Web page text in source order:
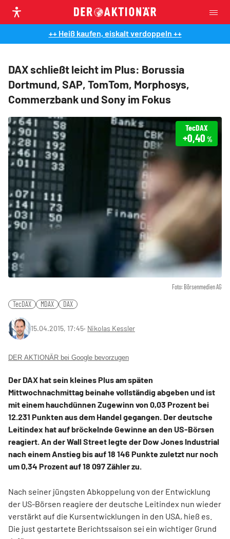
++ Heiß kaufen, eiskalt verdoppeln ++
DAX schließt leicht im Plus: Borussia
Dortmund, SAP, TomTom, Morphosys,
Commerzbank und Sony im Fokus
Foto: Börsenmedien AG
TecDAX
+0,40 %
TecDAX MDAX DAX
15.04.2015, 17:45‧ Nikolas Kessler
DER AKTIONÄR bei Google bevorzugen
Der DAX hat sein kleines Plus am späten
Mittwochnachmittag beinahe vollständig abgeben und ist
mit einem hauchdünnen Zugewinn von 0,03 Prozent bei
12.231 Punkten aus dem Handel gegangen. Der deutsche
Leitindex hat auf bröckelnde Gewinne an den US-Börsen
reagiert. An der Wall Street legte der Dow Jones Industrial
nach einem Anstieg bis auf 18 146 Punkte zuletzt nur noch
um 0,34 Prozent auf 18 097 Zähler zu.
Nach seiner jüngsten Abkoppelung von der Entwicklung
der US-Börsen reagiere der deutsche Leitindex nun wieder
verstärkt auf die Kursentwicklungen in den USA, hieß es.
Die just gestartete Berichtssaison sei ein wichtiger Grund